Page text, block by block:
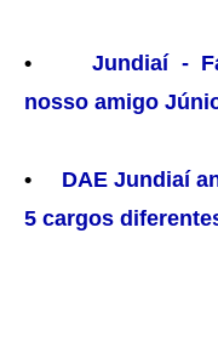
•Jundiaí -
nosso amigo
• DAE Jundiaí
5 cargos